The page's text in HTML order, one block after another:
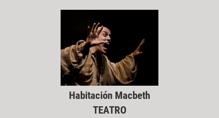
Habitación Macbeth
TEATRO